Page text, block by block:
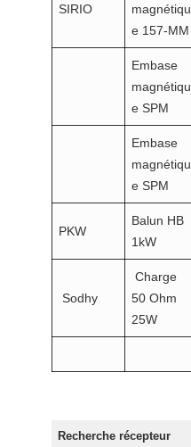
SIRIO
magnétiqu
e 157-MM
Embase
magnétiqu
e SPM
Embase
magnétiqu
e SPM
PKW
Balun HB
1kW
Sodhy
Charge
50 Ohm
25W
Recherche récepteur